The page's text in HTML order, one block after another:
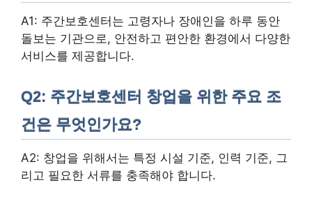
A1: 주간보호센터는 고령자나 장애인을 하루 동안
돌보는 기관으로, 안전하고 편안한 환경에서 다양한
서비스를 제공합니다.
Q2: 주간보호센터 창업을 위한 주요 조
건은 무엇인가요?
A2: 창업을 위해서는 특정 시설 기준, 인력 기준, 그
리고 필요한 서류를 충족해야 합니다.